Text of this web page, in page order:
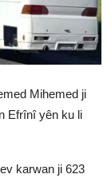
Mihemed ji
Efrînî yên ku li
karwan ji 623